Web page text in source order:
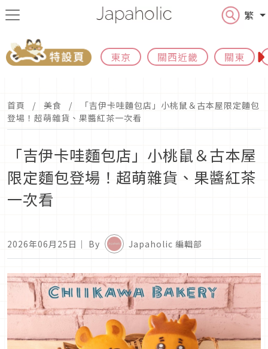
繁
東京 關西近畿 關東
首頁 美食
「吉伊卡哇麵包店」小桃鼠＆古本屋限定麵包
登場！超萌雜貨、果醬紅茶一次看
「吉伊卡哇麵包店」小桃鼠＆古本屋
限定麵包登場！超萌雜貨、果醬紅茶
一次看
2026年06月25日 ｜ By Japaholic 編輯部